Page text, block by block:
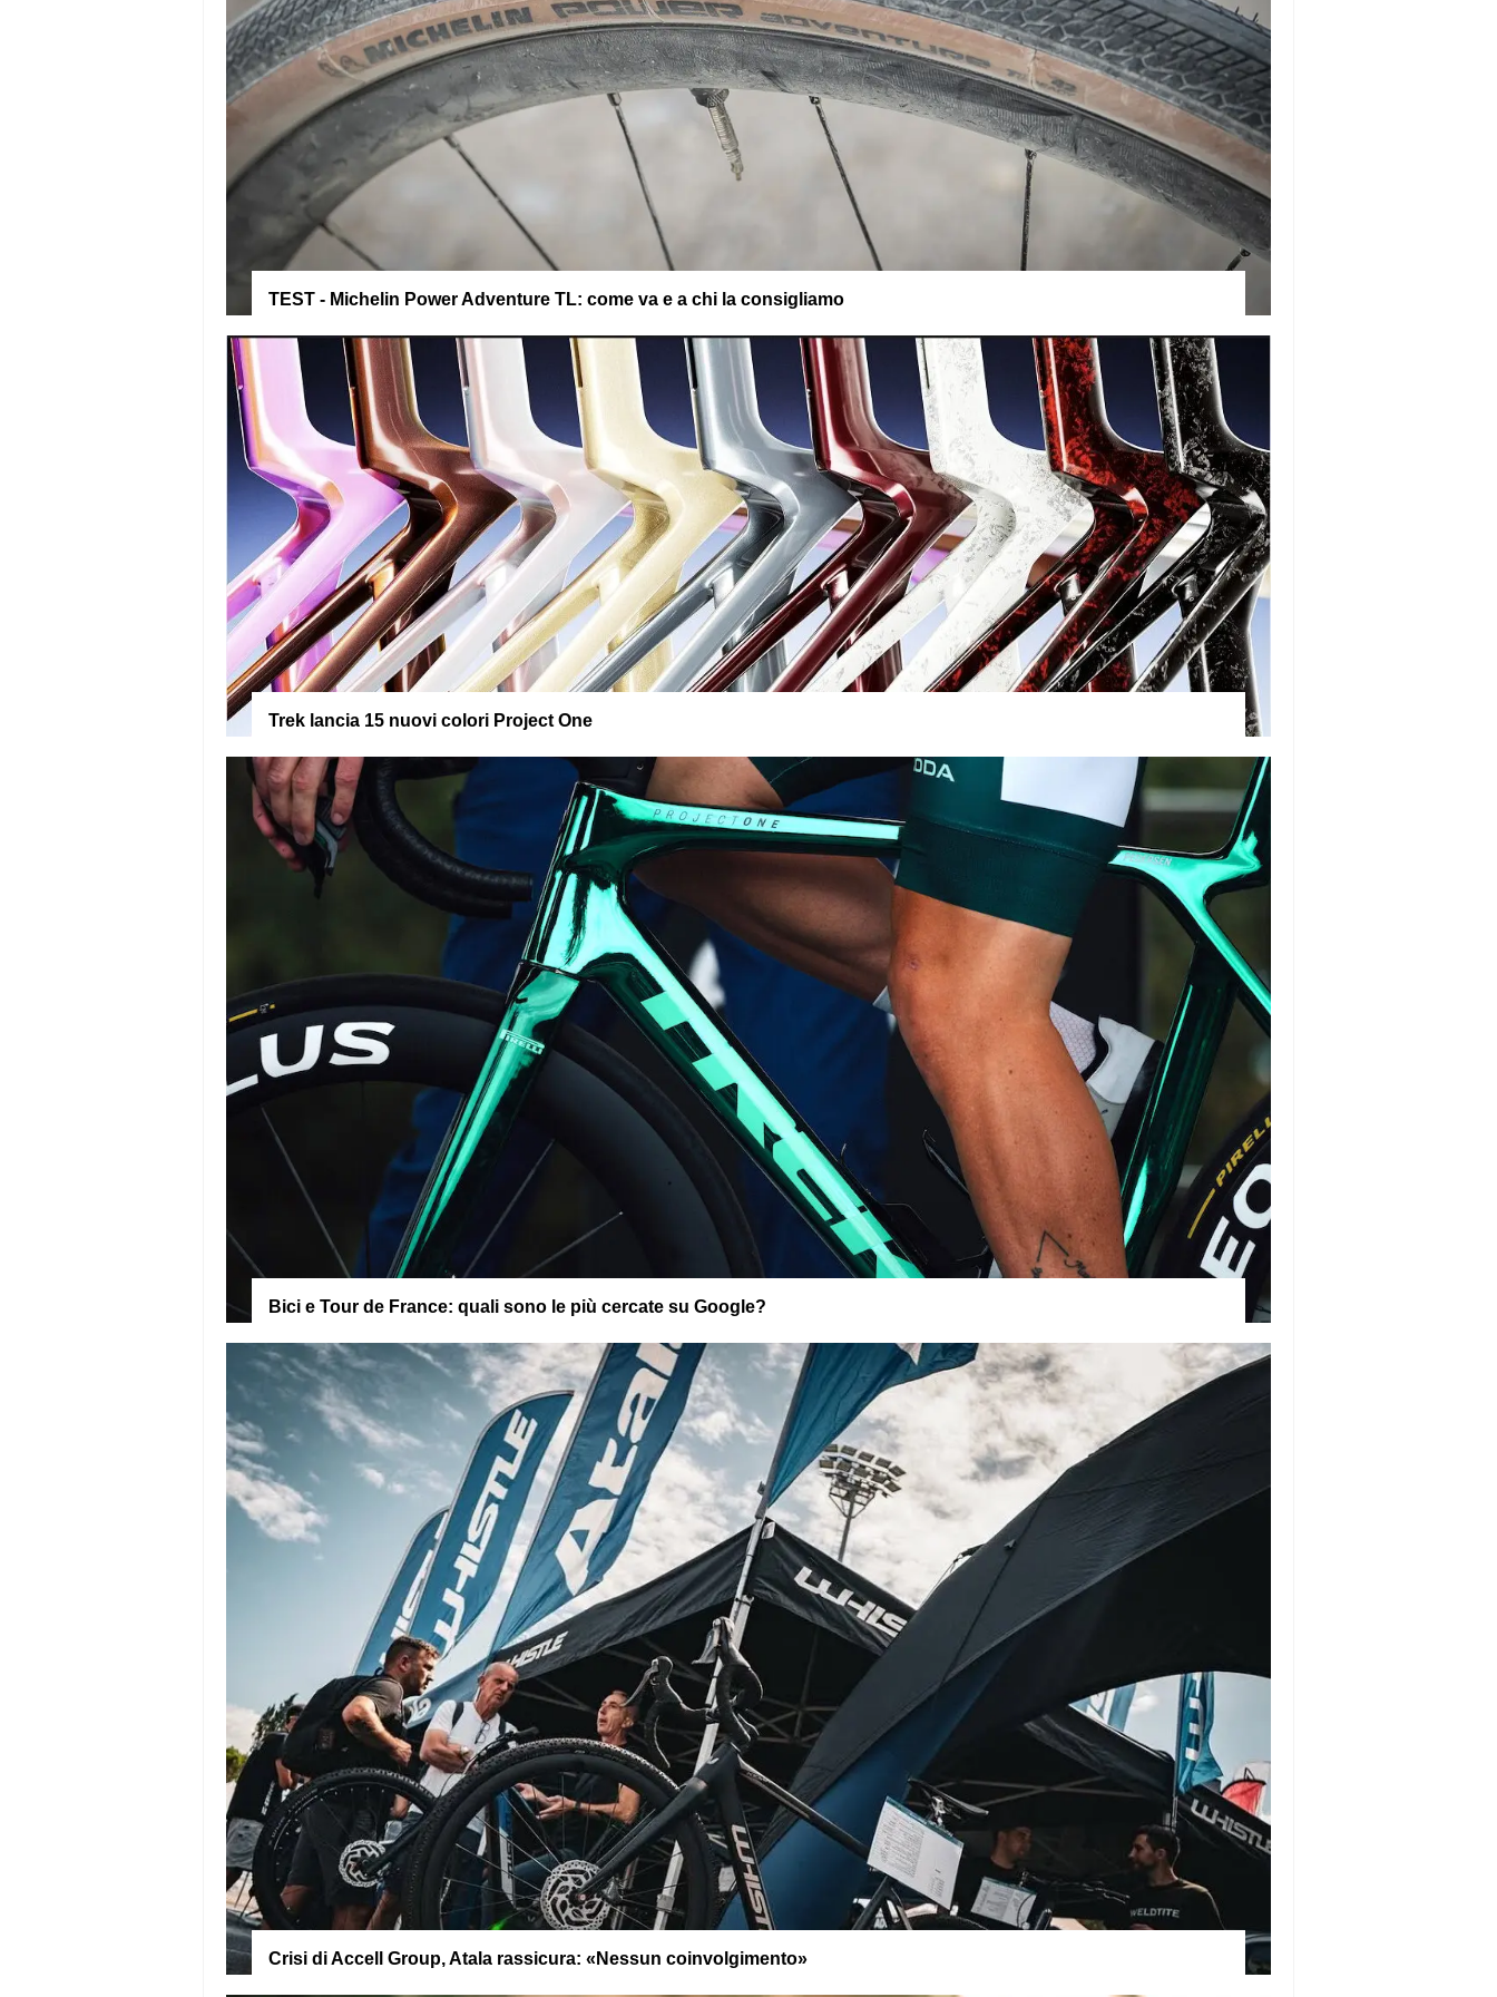
TEST - Michelin Power Adventure TL: come va e a chi la consigliamo
Trek lancia 15 nuovi colori Project One
Bici e Tour de France: quali sono le più cercate su Google?
Crisi di Accell Group, Atala rassicura: «Nessun coinvolgimento»